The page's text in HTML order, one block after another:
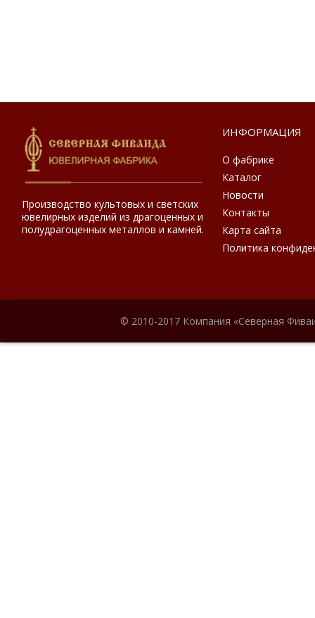
Производство культовых и светских
ювелирных изделий из драгоценных и
полудрагоценных металлов и камней.
ИНФОРМАЦИЯ
О фабрике
Каталог
Новости
Контакты
Карта сайта
Политика
© 2010-2017 Компания «Северная